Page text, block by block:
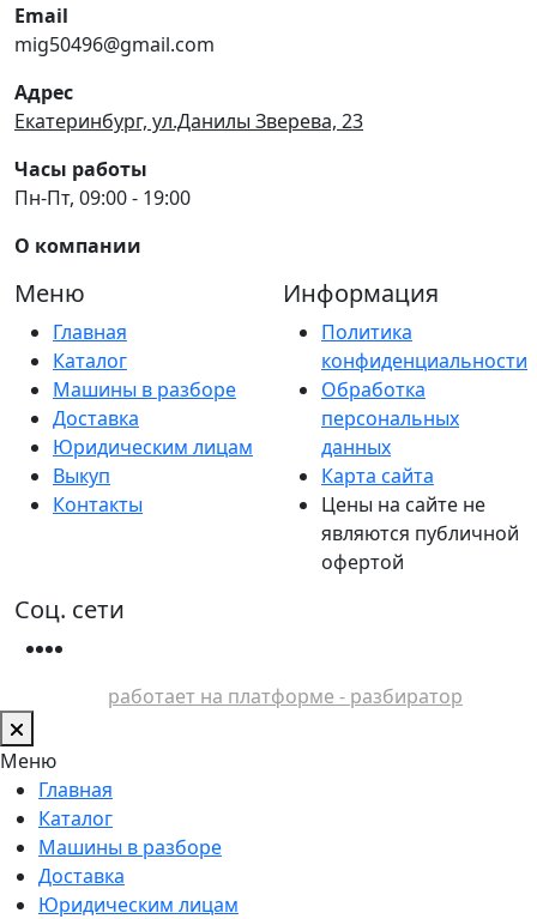
Email
mig50496@gmail.com
Адрес
Екатеринбург, ул.Данилы Зверева, 23
Часы работы
Пн-Пт, 09:00 - 19:00
О компании
Меню
Главная
Каталог
Машины в разборе
Доставка
Юридическим лицам
Выкуп
Контакты
Информация
Политика
конфиденциальности
Обработка
персональных
данных
Карта сайта
Цены на сайте не
являются публичной
офертой
Соц. сети
работает на платформе - разбиратор
Меню
Главная
Каталог
Машины в разборе
Доставка
Юридическим лицам